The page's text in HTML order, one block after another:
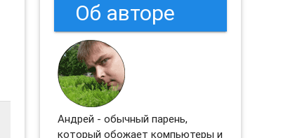
Об авторе
Андрей - обычный парень,
который обожает компьютеры и